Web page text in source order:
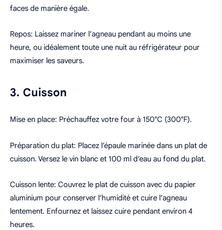
faces de manière égale.
Repos: Laissez mariner l’agneau pendant au moins une
heure, ou idéalement toute une nuit au réfrigérateur pour
maximiser les saveurs.
3. Cuisson
Mise en place: Préchauffez votre four à 150°C (300°F).
Préparation du plat: Placez l’épaule marinée dans un plat de
cuisson. Versez le vin blanc et 100 ml d’eau au fond du plat.
Cuisson lente: Couvrez le plat de cuisson avec du papier
aluminium pour conserver l’humidité et cuire l’agneau
lentement. Enfournez et laissez cuire pendant environ 4
heures.